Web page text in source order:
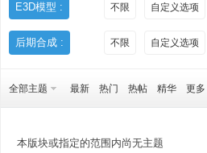
E3D模型 : 不限 自定义选项
后期合成 : 不限 自定义选项
全部主题 最新 热门 热帖 精华 更多
本版块或指定的范围内尚无主题